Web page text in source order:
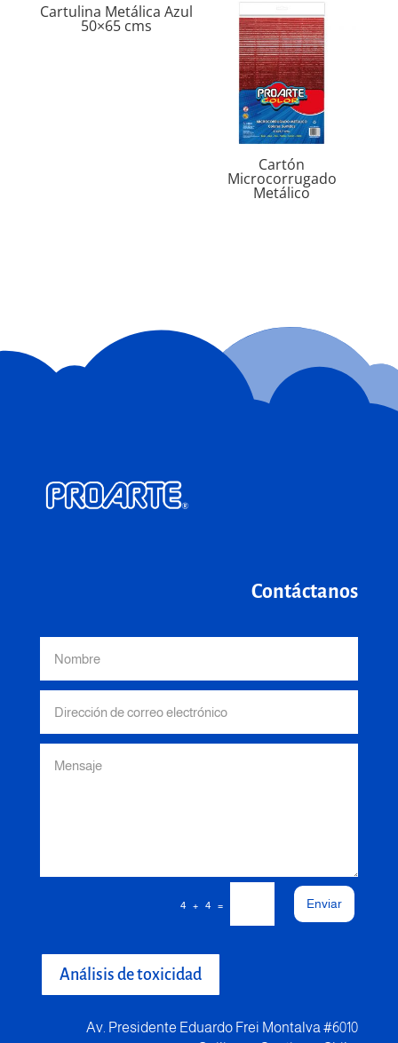
Cartulina Metálica Azul
50×65 cms
Cartón
Microcorrugado
Metálico
Contáctanos
4 + 4 = Enviar
Análisis de toxicidad
Av. Presidente Eduardo Frei Montalva #6010